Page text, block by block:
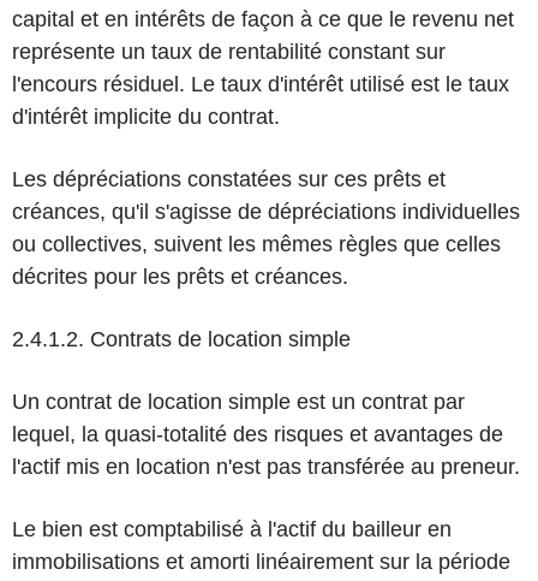
capital et en intérêts de façon à ce que le revenu net
représente un taux de rentabilité constant sur
l'encours résiduel. Le taux d'intérêt utilisé est le taux
d'intérêt implicite du contrat.
Les dépréciations constatées sur ces prêts et
créances, qu'il s'agisse de dépréciations individuelles
ou collectives, suivent les mêmes règles que celles
décrites pour les prêts et créances.
2.4.1.2. Contrats de location simple
Un contrat de location simple est un contrat par
lequel, la quasi-totalité des risques et avantages de
l'actif mis en location n'est pas transférée au preneur.
Le bien est comptabilisé à l'actif du bailleur en
immobilisations et amorti linéairement sur la période